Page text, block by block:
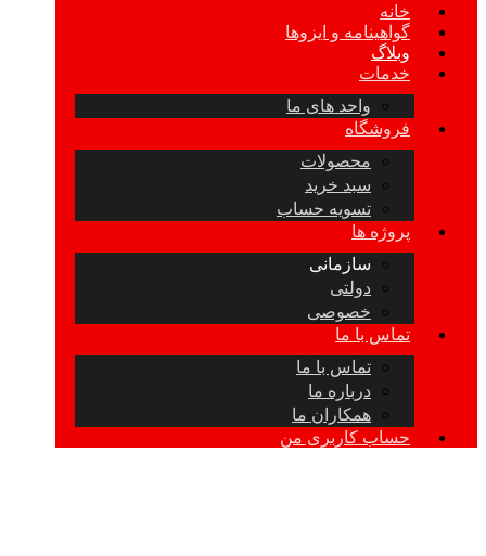
خانه
گواهینامه و ایزوها
وبلاگ
خدمات
واحد های ما
فروشگاه
محصولات
سبد خرید
تسویه حساب
پروژه ها
سازمانی
دولتی
خصوصی
تماس با ما
تماس با ما
درباره ما
همکاران ما
حساب کاربری من